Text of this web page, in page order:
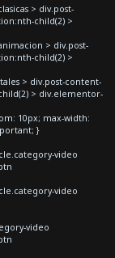
> div.post-
child(2) >
> div.post-
child(2) >
> div.post-content-
> div.elementor-
10px; max-width:
}
video
video
video